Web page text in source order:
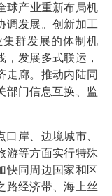
球产业重新布局机
调发展。创新加工
群发展的体制机
发展多式联运，
走廊。推动内陆同
部门信息互换、监
岸、边境城市、
游等方面实行特殊
快同周边国家和区
路经济带、海上丝